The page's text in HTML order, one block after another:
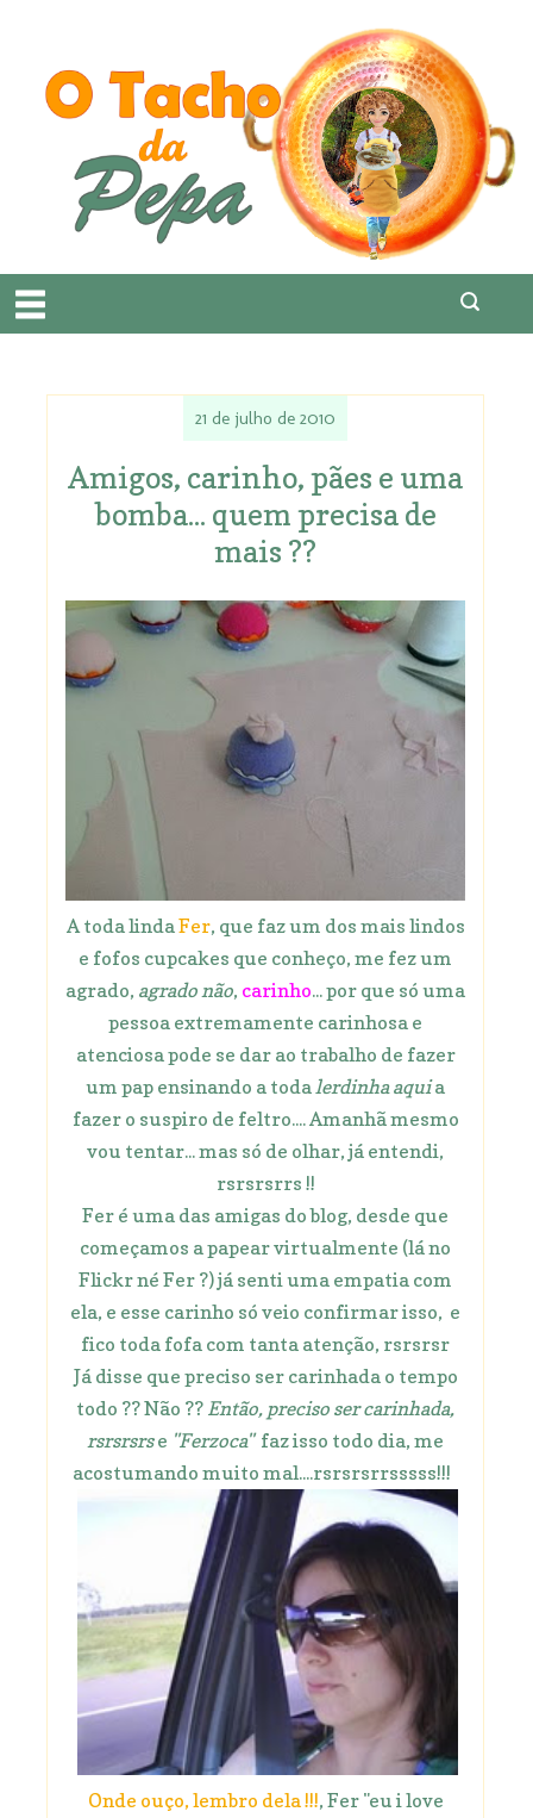
21 de julho de 2010
Amigos, carinho, pães e uma
bomba... quem precisa de
mais ??
A toda lindaFer, que faz um dos mais lindos
e fofos cupcakes que conheço, me fez um
agrado, agrado não, carinho... por que só uma
pessoa extremamente carinhosa e
atenciosa pode se dar ao trabalho de fazer
um pap ensinando a toda lerdinha aquia
fazer o suspiro de feltro.... Amanhã mesmo
vou tentar... mas só de olhar, já entendi,
rsrsrsrrs !!
Fer é uma das amigas do blog, desde que
começamos a papear virtualmente (lá no
Flickr né Fer ?) já senti uma empatia com
ela, e esse carinho só veio confirmar isso, e
fico toda fofa com tanta atenção, rsrsrsr
Já disse que preciso ser carinhada o tempo
todo ?? Não ?? Então, preciso ser carinhada,
rsrsrsrse "Ferzoca" faz isso todo dia, me
acostumando muito mal....rsrsrsrrsssss!!!
Onde ouço, lembro dela !!!, Fer "eu i love